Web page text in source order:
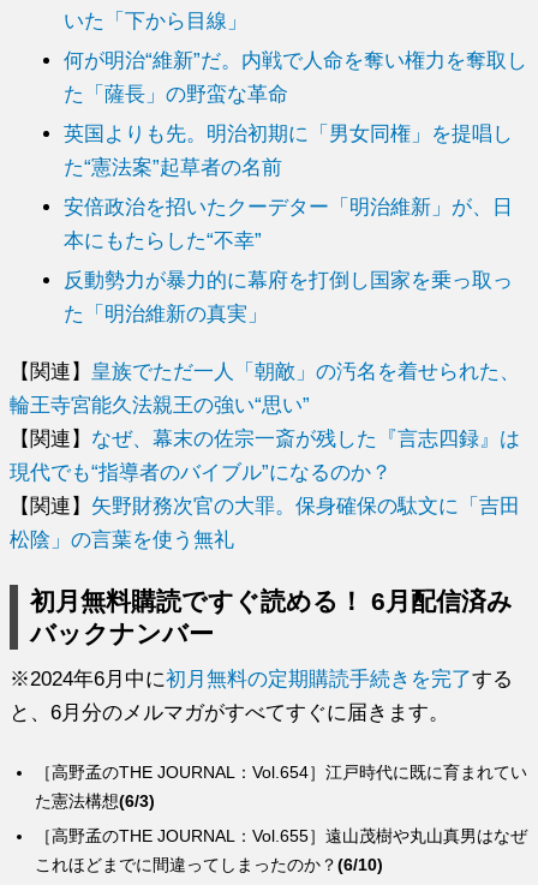
いた「下から目線」
何が明治“維新”だ。内戦で人命を奪い権力を奪取し
た「薩長」の野蛮な革命
英国よりも先。明治初期に「男女同権」を提唱し
た“憲法案”起草者の名前
安倍政治を招いたクーデター「明治維新」が、日
本にもたらした“不幸”
反動勢力が暴力的に幕府を打倒し国家を乗っ取っ
た「明治維新の真実」
【関連】 皇族でただ一人「朝敵」の汚名を着せられた、
輪王寺宮能久法親王の強い“思い”
【関連】 なぜ、幕末の佐宗一斎が残した『言志四録』は
現代でも“指導者のバイブル”になるのか？
【関連】 矢野財務次官の大罪。保身確保の駄文に「吉田
松陰」の言葉を使う無礼
初月無料購読ですぐ読める！ 6月配信済み
バックナンバー
※2024年6月中に初月無料の定期購読手続きを完了する
と、6月分のメルマガがすべてすぐに届きます。
［高野孟のTHE JOURNAL：Vol.655］遠山茂樹や丸山真男はなぜ
これほどまでに間違ってしまったのか？(6/10)
［高野孟のTHE JOURNAL：Vol.654］江戸時代に既に育まれてい
た憲法構想(6/3)